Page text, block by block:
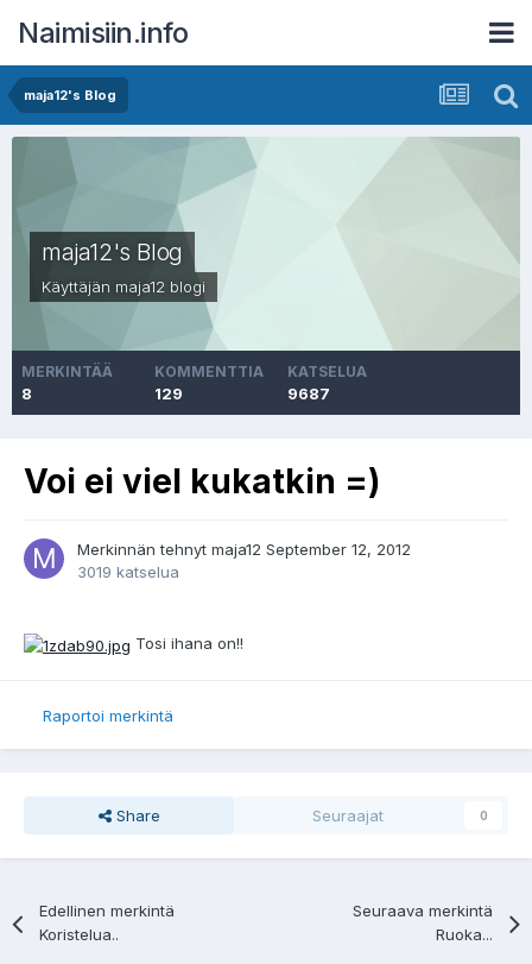
Naimisiin.info
maja12's Blog
maja12's Blog
Käyttäjän maja12 blogi
MERKINTÄÄ
8
KOMMENTTIA
129
KATSELUA
9687
Voi ei viel kukatkin =)
Merkinnän tehnyt maja12 September 12, 2012
3019 katselua
Tosi ihana on!!
Raportoi merkintä
Share Seuraajat 0
Edellinen merkintä
Koristelua..
Seuraava merkintä
Ruoka...